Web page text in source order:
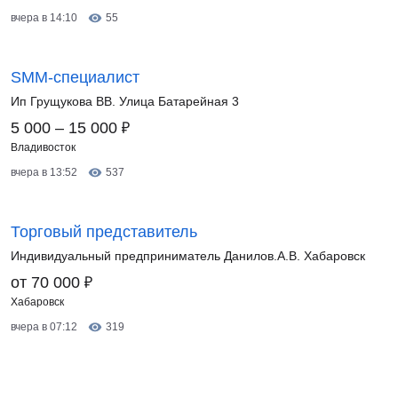
вчера в 14:10
55
SMM-специалист
Ип Грущукова ВВ. Улица Батарейная 3
5 000 – 15 000 ₽
Владивосток
вчера в 13:52
537
Торговый представитель
Индивидуальный предприниматель Данилов.А.В. Хабаровск
от 70 000 ₽
Хабаровск
вчера в 07:12
319